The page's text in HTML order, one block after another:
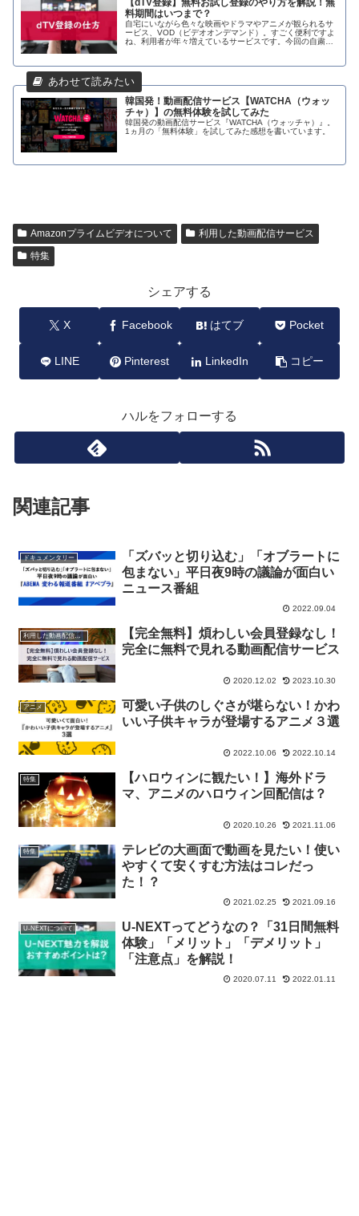
【dTV登録】無料お試し登録のやり方を解説！無
料期間はいつまで？
自宅にいながら色々な映画やドラマやアニメが観られるサ
ービス、VOD（ビデオオンデマンド）。すごく便利ですよ
ね、利用者が年々増えているサービスです。今回の自粛を
「本当に無料で試せるの？」「止める時はどうしたらいい
の？」…
韓国発！動画配信サービス【WATCHA（ウォッ
チャ）】の無料体験を試してみた
韓国発の動画配信サービス『WATCHA（ウォッチャ）』。
1ヵ月の「無料体験」を試してみた感想を書いています。
Amazonプライムビデオについて
利用した動画配信サービス
特集
シェアする
X Facebook はてブ Pocket
LINE Pinterest LinkedIn コピー
ハルをフォローする
関連記事
ドキュメンタリー
「ズバッと切り込む」「オブラートに
包まない」平日夜9時の議論が面白い
ニュース番組
2022.09.04
利用した動画配信サービス
【完全無料】煩わしい会員登録なし！
完全に無料で見れる動画配信サービス
2020.12.02 2023.10.30
アニメ
可愛い子供のしぐさが堪らない！かわ
いい子供キャラが登場するアニメ３選
2022.10.06 2022.10.14
特集
【ハロウィンに観たい！】海外ドラ
マ、アニメのハロウィン回配信は？
2020.10.26 2021.11.06
特集
テレビの大画面で動画を見たい！使い
やすくて安くすむ方法はコレだっ
た！？
2021.02.25 2021.09.16
U-NEXTについて
U-NEXTってどうなの？「31日間無料
体験」「メリット」「デメリット」
「注意点」を解説！
2020.07.11 2022.01.11